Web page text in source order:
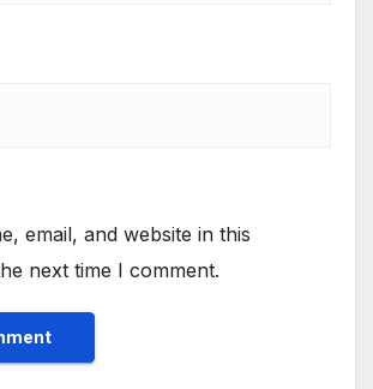
email, and website in this
next time I comment.